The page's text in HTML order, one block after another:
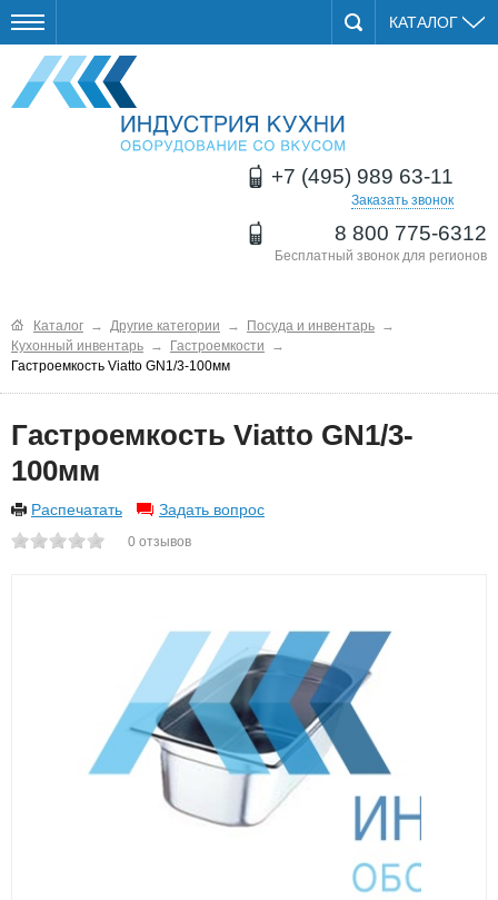
КАТАЛОГ
+7 (495) 989 63-11
Заказать звонок
8 800 775-6312
Бесплатный звонок для регионов
Каталог → Другие категории → Посуда и инвентарь →
Кухонный инвентарь → Гастроемкости
→
Гастроемкость Viatto GN1/3-100мм
Гастроемкость Viatto GN1/3-
100мм
Распечатать Задать вопрос
0 отзывов